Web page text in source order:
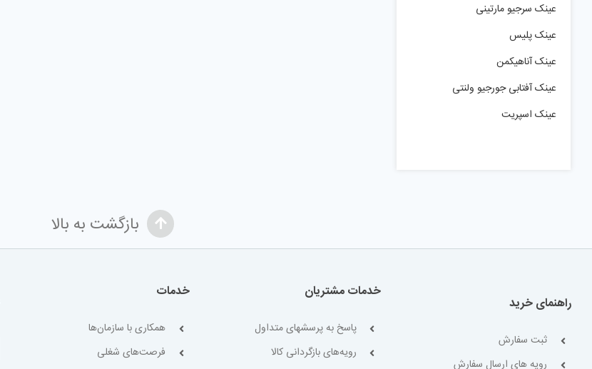
عینک سرجیو مارتینی
عینک پلیس
عینک آناهیکمن
عینک آفتابی جورجیو ولنتی
عینک اسپریت
بازگشت به بالا
راهنمای خرید
ثبت سفارش
رویه های ارسال سفارش
خدمات مشتریان
پاسخ به پرسشهای متداول
رویه‌های بازگردانی کالا
خدمات
همکاری با سازمان‌ها
فرصت‌های شغلی